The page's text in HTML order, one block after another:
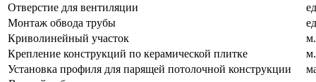
Отверстие для вентиляции
Монтаж обвода трубы
Криволинейный участок
Крепление конструкций по керамической плитке
Установка профиля для парящей потолочной конструкции